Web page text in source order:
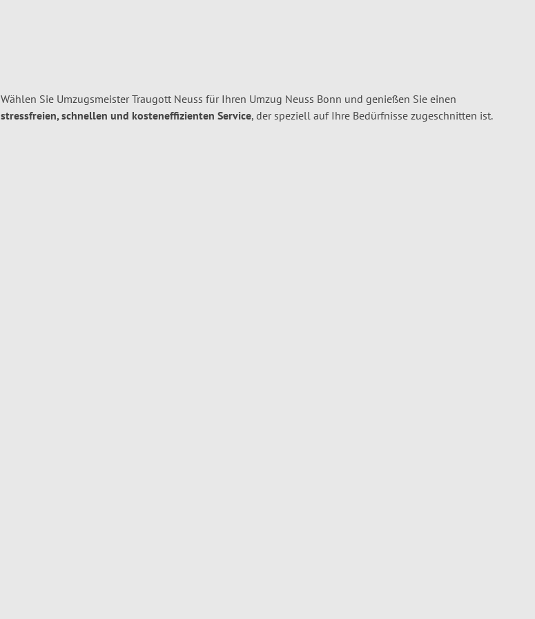
Wählen Sie Umzugsmeister Traugott Neuss für Ihren Umzug Neuss Bonn und genießen Sie einen
stressfreien, schnellen und kosteneffizienten Service, der speziell auf Ihre Bedürfnisse zugeschnitten ist.